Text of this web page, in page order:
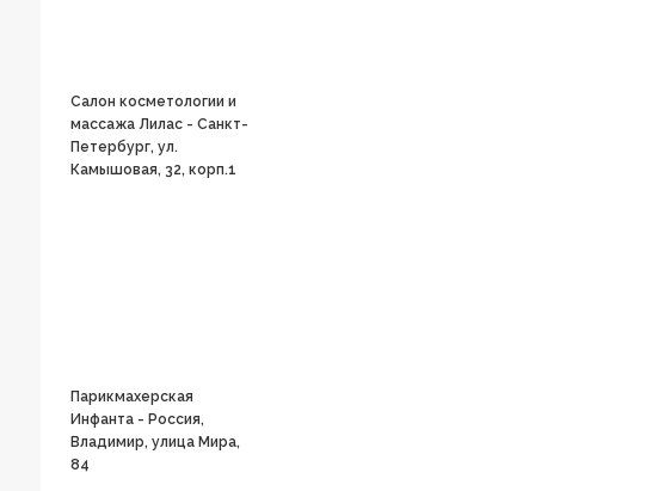
Салон косметологии и
массажа Лилас - Санкт-
Петербург, ул.
Камышовая, 32, корп.1
Парикмахерская
Инфанта - Россия,
Владимир, улица Мира,
84